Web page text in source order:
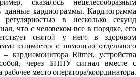
оказалось нецелесообразным
данные кардиограммы. Кардиограмма
в несколько секунд
что с человеком все в порядке, его
снятой у него в здоровом
снимается с помощью отдельного
– кардиомонитора Ritmer, устройства
через БППУ сигнал вместе с
рабочее место оператора/координатора.